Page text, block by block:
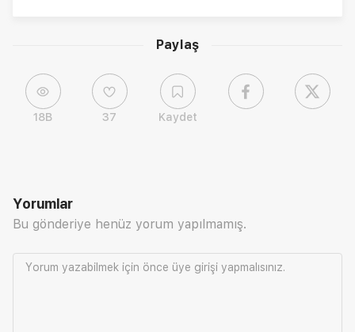
Paylaş
18B 37 Kaydet
Yorumlar
Bu gönderiye henüz yorum yapılmamış.
Yorum yazabilmek için önce üye girişi yapmalısınız.